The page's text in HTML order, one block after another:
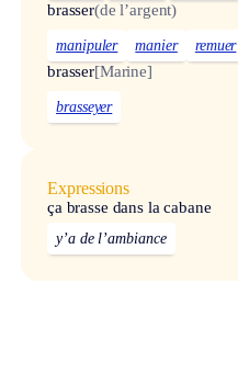
brasser(de l’argent)
manipuler manier remuer
brasser[Marine]
brasseyer
Expressions
ça brasse dans la cabane
y’a de l’ambiance